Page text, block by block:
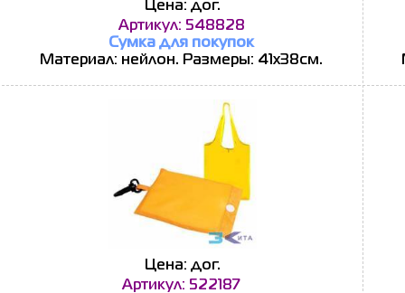
Цена: дог.
Артикул: 548828
Сумка для покупок
Материал: нейлон. Размеры: 41х38см.
Цена: дог.
Артикул: 522187